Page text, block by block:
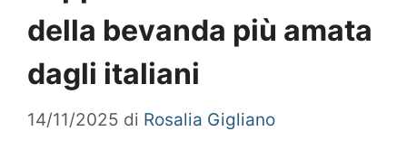
della bevanda più amata
dagli italiani
14/11/2025 di Rosalia Gigliano